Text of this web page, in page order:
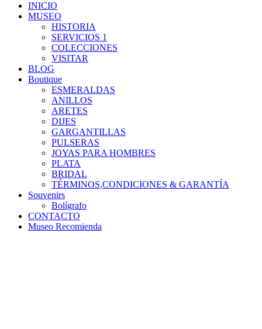
INICIO
MUSEO
HISTORIA
SERVICIOS 1
COLECCIONES
VISITAR
BLOG
Boutique
ESMERALDAS
ANILLOS
ARETES
DIJES
GARGANTILLAS
PULSERAS
JOYAS PARA HOMBRES
PLATA
BRIDAL
TÉRMINOS,CONDICIONES & GARANTÍA
Souvenirs
Bolígrafo
CONTACTO
Museo Recomienda